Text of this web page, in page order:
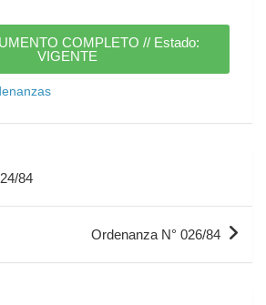
COMPLETO // Estado:
VIGENTE
84
Ordenanza N° 026/84